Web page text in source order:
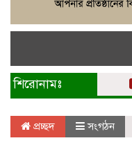
শিরোনামঃ
প্রচ্ছদ সংগঠন